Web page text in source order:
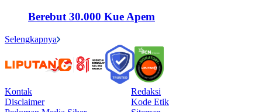
Berebut 30.000 Kue Apem
Selengkapnya
Kontak
Redaksi
Disclaimer
Kode Etik